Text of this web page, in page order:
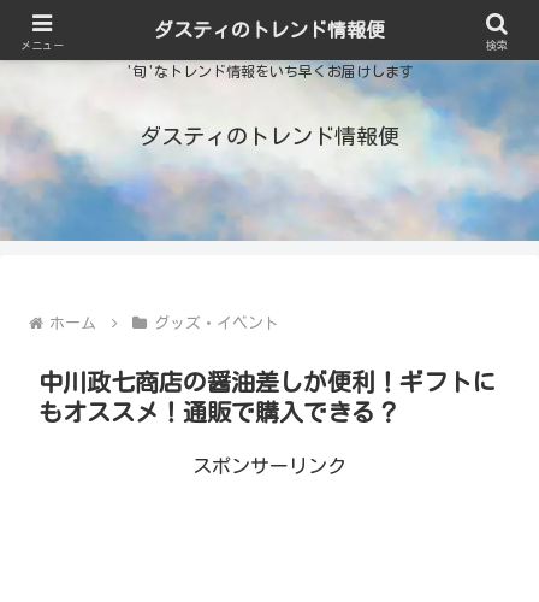
'旬'なトレンド情報をいち早くお届けします
ダスティのトレンド情報便
ホーム グッズ・イベント
中川政七商店の醤油差しが便利！ギフトに
もオススメ！通販で購入できる？
スポンサーリンク
メニュー
ダスティのトレンド情報便
検索